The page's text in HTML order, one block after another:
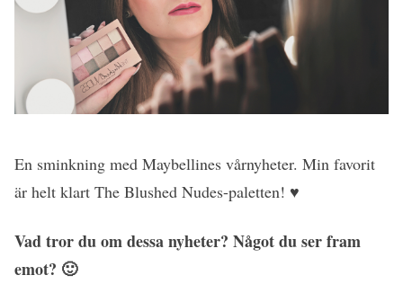
En sminkning med Maybellines vårnyheter. Min favorit
är helt klart The Blushed Nudes-paletten! ♥
Vad tror du om dessa nyheter? Något du ser fram
emot? 🙂